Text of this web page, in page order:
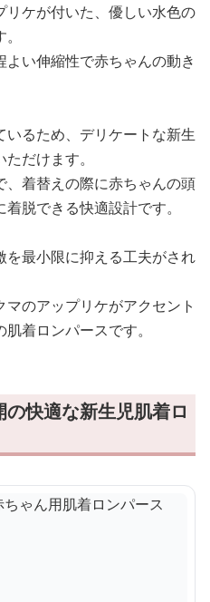
ケが付いた、優しい水色の
い伸縮性で赤ちゃんの動き
るため、デリケートな新生
だけます。
着替えの際に赤ちゃんの頭
脱できる快適設計です。
最小限に抑える工夫がされ
のアップリケがアクセント
着ロンパースです。
快適な新生児肌着ロ